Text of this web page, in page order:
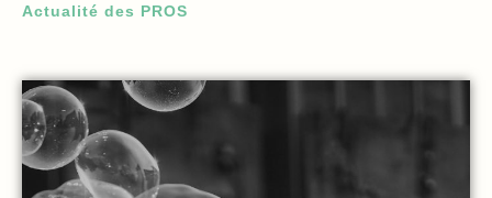
Actualité des PROS